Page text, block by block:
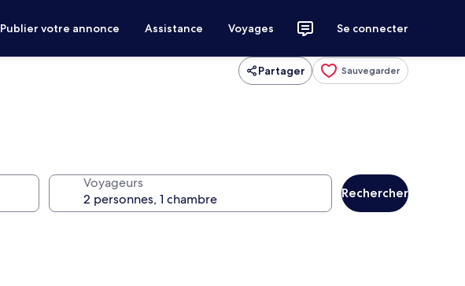
Publier votre annonce Assistance Voyages Se connecter
Partager Sauvegarder
Voyageurs
Rechercher